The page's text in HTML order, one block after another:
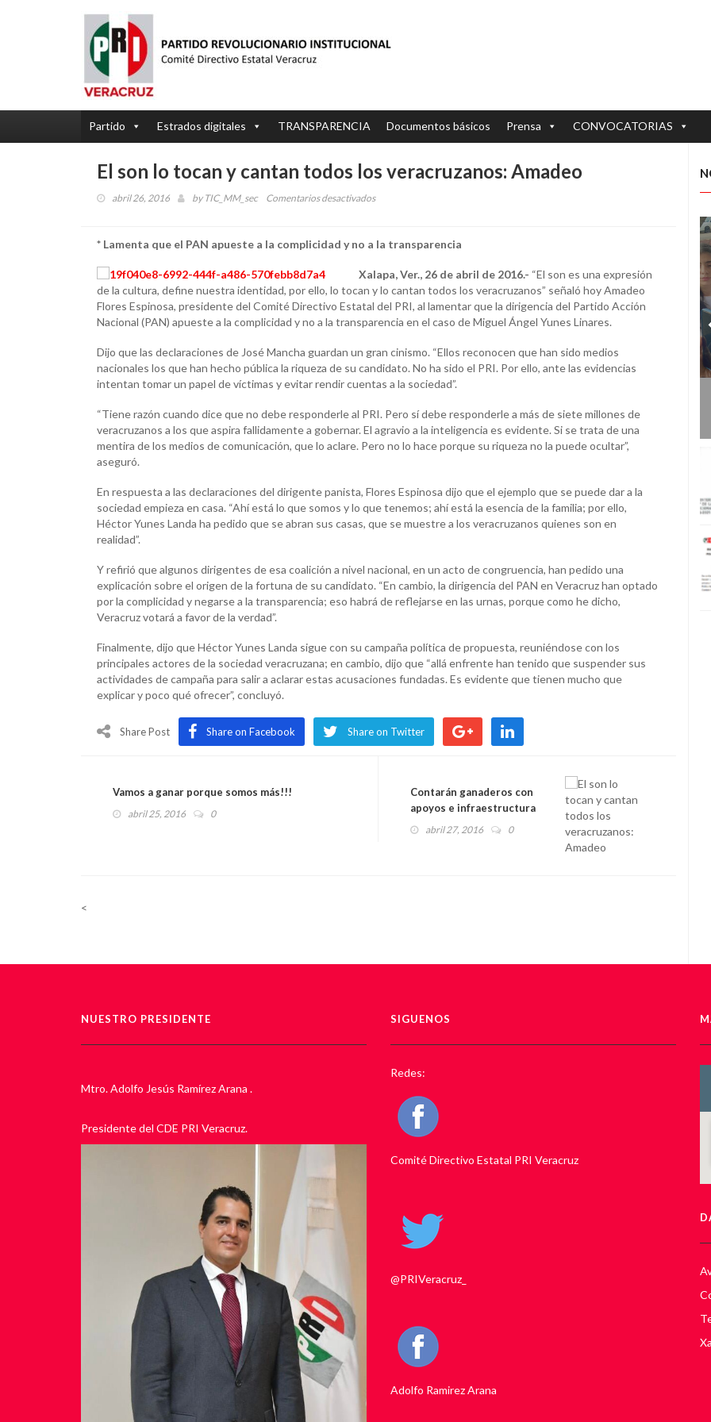
Partido Estrados digitales TRANSPARENCIA Documentos básicos Prensa CONVOCATORIAS
El son lo tocan y cantan todos los veracruzanos: Amadeo
abril 26, 2016 by TIC_MM_sec Comentarios desactivadosen
lo
y
cantan
todos
los
Amadeo
* Lamenta que el PAN apueste a la complicidad y no a la transparencia
Xalapa, Ver., 26 de abril de 2016.- “El son es una expresión
de la cultura, define nuestra identidad, por ello, lo tocan y lo cantan todos los veracruzanos” señaló hoy Amadeo
Flores Espinosa, presidente del Comité Directivo Estatal del PRI, al lamentar que la dirigencia del Partido Acción
Nacional (PAN) apueste a la complicidad y no a la transparencia en el caso de Miguel Ángel Yunes Linares.
Dijo que las declaraciones de José Mancha guardan un gran cinismo. “Ellos reconocen que han sido medios
nacionales los que han hecho pública la riqueza de su candidato. No ha sido el PRI. Por ello, ante las evidencias
intentan tomar un papel de víctimas y evitar rendir cuentas a la sociedad”.
“Tiene razón cuando dice que no debe responderle al PRI. Pero sí debe responderle a más de siete millones de
veracruzanos a los que aspira fallidamente a gobernar. El agravio a la inteligencia es evidente. Si se trata de una
mentira de los medios de comunicación, que lo aclare. Pero no lo hace porque su riqueza no la puede ocultar”,
aseguró.
En respuesta a las declaraciones del dirigente panista, Flores Espinosa dijo que el ejemplo que se puede dar a la
sociedad empieza en casa. “Ahí está lo que somos y lo que tenemos; ahí está la esencia de la familia; por ello,
Héctor Yunes Landa ha pedido que se abran sus casas, que se muestre a los veracruzanos quienes son en
realidad”.
Y refirió que algunos dirigentes de esa coalición a nivel nacional, en un acto de congruencia, han pedido una
explicación sobre el origen de la fortuna de su candidato. “En cambio, la dirigencia del PAN en Veracruz han optado
por la complicidad y negarse a la transparencia; eso habrá de reflejarse en las urnas, porque como he dicho,
Veracruz votará a favor de la verdad”.
Finalmente, dijo que Héctor Yunes Landa sigue con su campaña política de propuesta, reuniéndose con los
principales actores de la sociedad veracruzana; en cambio, dijo que “allá enfrente han tenido que suspender sus
actividades de campaña para salir a aclarar estas acusaciones fundadas. Es evidente que tienen mucho que
explicar y poco qué ofrecer”, concluyó.
Share Post Share on Facebook Share on Twitter
Vamos a ganar porque somos más!!!
abril 25, 2016 0
Contarán ganaderos con
apoyos e infraestructura
para su crecimiento
abril 27, 2016 0
<
NUESTRO PRESIDENTE
Mtro. Adolfo Jesús Ramírez Arana .
Presidente del CDE PRI Veracruz.
SIGUENOS
Redes:
Comité Directivo Estatal PRI Veracruz
@PRIVeracruz_
Adolfo Ramirez Arana